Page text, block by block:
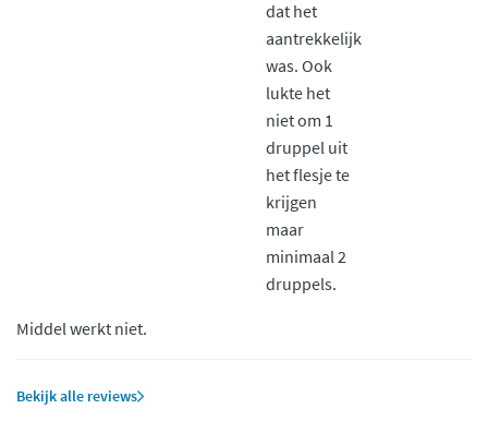
dat het
aantrekkelijk
was. Ook
lukte het
niet om 1
druppel uit
het flesje te
krijgen
maar
minimaal 2
druppels.
Middel werkt niet.
Bekijk alle reviews